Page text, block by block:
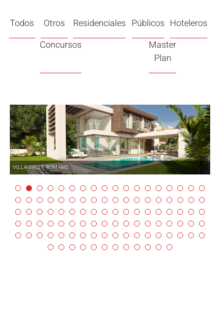
Todos Otros Residenciales Públicos Hoteleros
Concursos
Master
Plan
VILLA VALLE ROMANO